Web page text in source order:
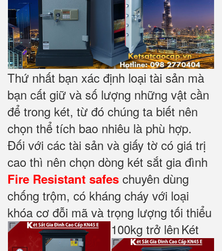
Thứ nhất bạn xác định loại tài sản mà
bạn cất giữ và số lượng những vật cần
để trong két, từ đó chúng ta biết nên
chọn thể tích bao nhiêu là phù hợp.
Đối với các tài sản và giấy tờ có giá trị
cao thì nên chọn dòng két sắt gia đình
Fire Resistant safes chuyên dùng
chống trộm, có kháng cháy với loại
khóa cơ đỗi mã và trọng lượng tối thiểu
100kg trở lên Két